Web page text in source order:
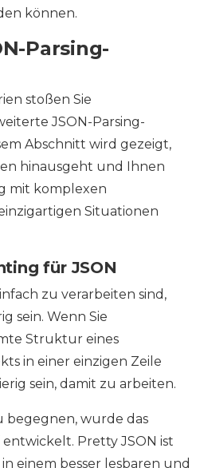
können.
Parsing-
stoßen Sie
JSON-Parsing-
Abschnitt wird gezeigt,
hinausgeht und Ihnen
mit komplexen
Situationen
für JSON
zu verarbeiten sind,
sein. Wenn Sie
Struktur eines
in einer einzigen Zeile
sein, damit zu arbeiten.
begegnen, wurde das
entwickelt. Pretty JSON ist
einem besser lesbaren und